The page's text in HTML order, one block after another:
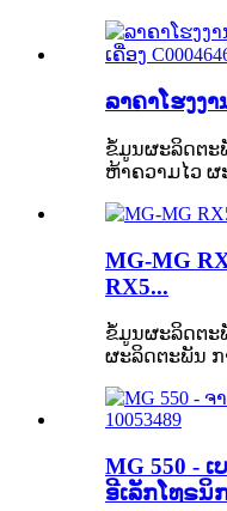
ລາຄາໂຮງງ
ຂໍ້ມູນຜະລິດຕະ
ຫ້າຄວາມໄວ ຜ
MG-MG
RX5...
ຂໍ້ມູນຜະລິດຕະ
ຜະລິດຕະພັນ ກ
MG 550 -
ອີເລັກໂທຣນິ